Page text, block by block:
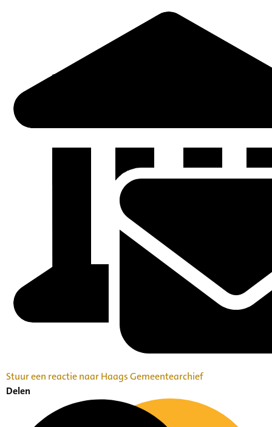
Stuur een reactie naar Haags Gemeentearchief
Delen